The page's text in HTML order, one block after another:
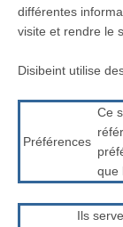
différentes
visite et rendre le
Disibeint utilise
Préférences
Ce
que
Ils